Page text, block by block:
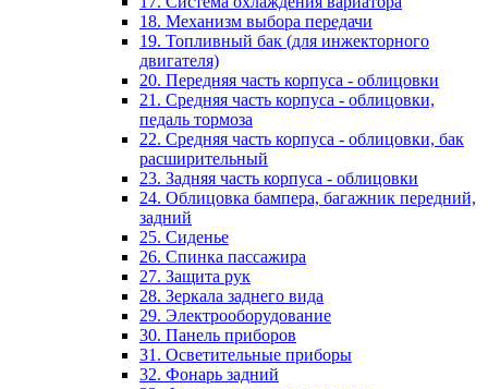
18. Механизм выбора передачи
19. Топливный бак (для инжекторного
двигателя)
20. Передняя часть корпуса - облицовки
21. Средняя часть корпуса - облицовки,
педаль тормоза
22. Средняя часть корпуса - облицовки, бак
расширительный
23. Задняя часть корпуса - облицовки
24. Облицовка бампера, багажник передний,
задний
25. Сиденье
26. Спинка пассажира
27. Защита рук
28. Зеркала заднего вида
29. Электрооборудование
30. Панель приборов
31. Oсветительные приборы
32. Фонарь задний